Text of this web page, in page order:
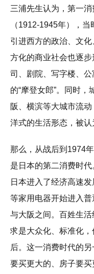
三浦先生认为，第一
（1912-1945年），
引进西方的政治、文
方化的商业社会也逐
司、剧院、写字楼、
的“摩登女郎”。同时
阪、横滨等大城市流
洋式的生活形态，被认
那么，从战后到1974
是日本的第二消费时
日本进入了经济高速
等家用电器开始进入
与大阪之间。百姓生活
求是大众化、标准化
后。这一消费时代的
要买更大的、房子要